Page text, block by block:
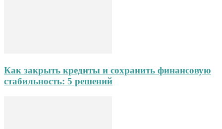
Как закрыть кредиты и сохранить финансовую
стабильность: 5 решений